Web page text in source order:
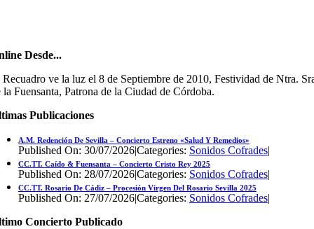
Desde...
ve la luz el 8 de Septiembre de 2010, Festividad de Ntra.
la Fuensanta, Patrona de la Ciudad de Córdoba.
Publicaciones
A.M. Redención De Sevilla – Concierto Estreno «Salud Y Remedios»
Published On: 30/07/2026|Categories: Sonidos Cofrades|
CC.TT. Caído & Fuensanta – Concierto Cristo Rey 2025
Published On: 28/07/2026|Categories: Sonidos Cofrades|
CC.TT. Rosario De Cádiz – Procesión Virgen Del Rosario Sevilla 2025
Published On: 27/07/2026|Categories: Sonidos Cofrades|
Concierto Publicado